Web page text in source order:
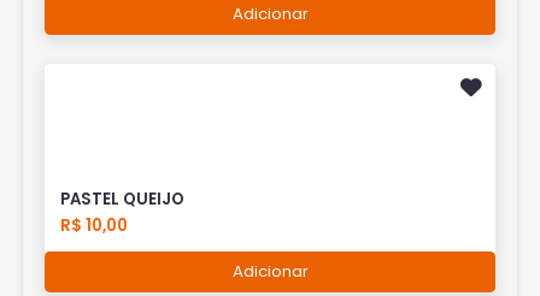
Adicionar
PASTEL QUEIJO
R$ 10,00
Adicionar